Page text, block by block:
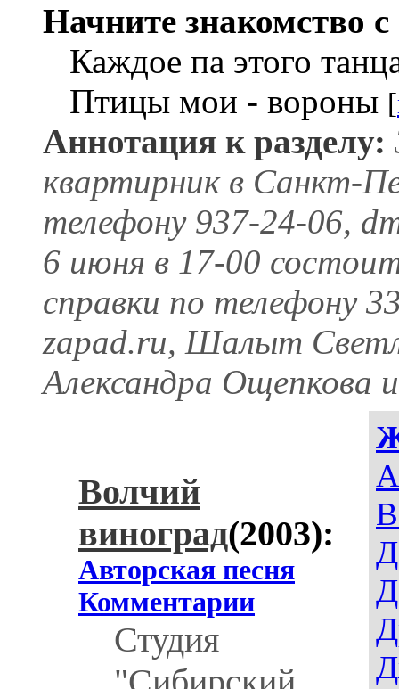
Начните знакомство с
Каждое па этого
Птицы мои - вороны [
Аннотация к разделу:
квартирник в Санкт-
телефону 937-24-06,
6 июня в 17-00
справки по телефону
zapad.ru, Шалыт
Александра Ощепкова
Волчий
виноград(2003):
Авторская песня
Комментарии
Студия